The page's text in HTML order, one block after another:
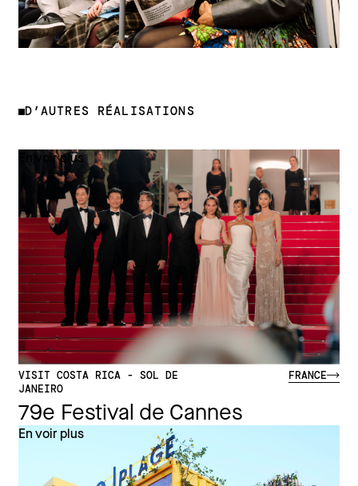
D’AUTRES RÉALISATIONS
En voir plus
VISIT COSTA RICA - SOL DE
JANEIRO
FRANCE
79e Festival de Cannes
En voir plus